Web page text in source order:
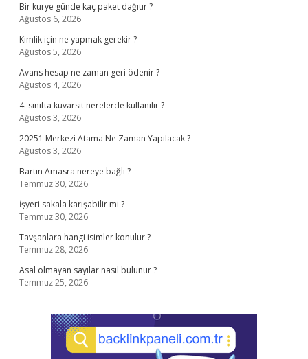
Bir kurye günde kaç paket dağıtır ?
Ağustos 6, 2026
Kimlik için ne yapmak gerekir ?
Ağustos 5, 2026
Avans hesap ne zaman geri ödenir ?
Ağustos 4, 2026
4. sınıfta kuvarsit nerelerde kullanılır ?
Ağustos 3, 2026
20251 Merkezi Atama Ne Zaman Yapılacak ?
Ağustos 3, 2026
Bartın Amasra nereye bağlı ?
Temmuz 30, 2026
İşyeri sakala karışabilir mi ?
Temmuz 30, 2026
Tavşanlara hangi isimler konulur ?
Temmuz 28, 2026
Asal olmayan sayılar nasıl bulunur ?
Temmuz 25, 2026